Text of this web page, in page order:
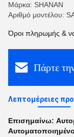
Μάρκα: SHANAN
Αριθμό μοντέλου:
Όροι πληρωμής &
Πάρτε
Λεπτομέρειες
Επισημαίνω: